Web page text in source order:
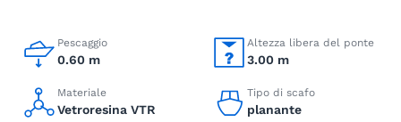
Pescaggio
0.60 m
Altezza libera del ponte
3.00 m
Materiale
Vetroresina VTR
Tipo di scafo
planante